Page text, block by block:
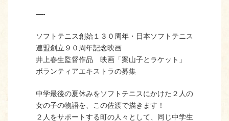
—-
ソフトテニス創始１３０周年・日本ソフトテニス
連盟創立９０周年記念映画
井上春生監督作品 映画「案山子とラケット」
ボランティアエキストラの募集
中学最後の夏休みをソフトテニスにかけた２人の
女の子の物語を、この佐渡で描きます！
２人をサポートする町の人々として、同じ中学生